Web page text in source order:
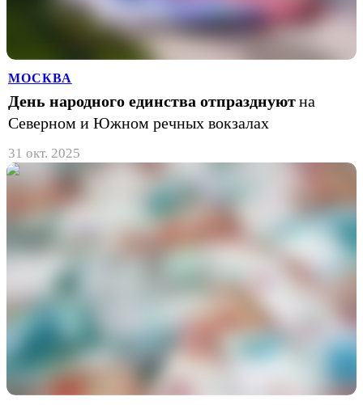
МОСКВА
День народного единства отпразднуютна
Северном и Южном речных вокзалах
31 окт. 2025